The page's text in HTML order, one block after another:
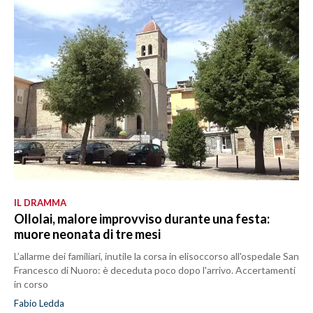
IL DRAMMA
Ollolai, malore improvviso durante una festa:
muore neonata di tre mesi
L’allarme dei familiari, inutile la corsa in elisoccorso all'ospedale San
Francesco di Nuoro: è deceduta poco dopo l'arrivo. Accertamenti
in corso
Fabio Ledda